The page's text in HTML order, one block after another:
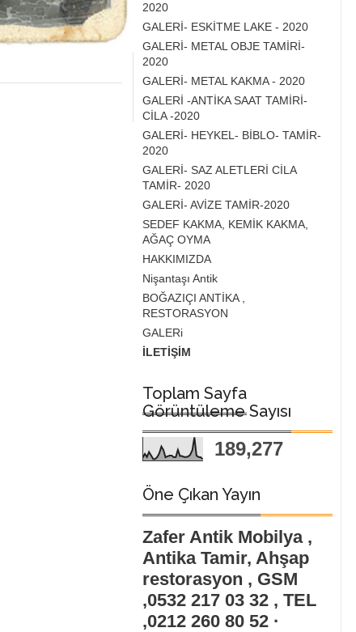
2020
GALERİ- ESKİTME LAKE - 2020
GALERİ- METAL OBJE TAMİRİ-
2020
GALERİ- METAL KAKMA - 2020
GALERİ -ANTİKA SAAT TAMİRİ-
CİLA -2020
GALERİ- HEYKEL- BİBLO- TAMİR-
2020
GALERİ- SAZ ALETLERİ CİLA
TAMİR- 2020
GALERİ- AVİZE TAMİR-2020
SEDEF KAKMA, KEMİK KAKMA,
AĞAÇ OYMA
HAKKIMIZDA
Nişantaşı Antik
BOĞAZIÇI ANTİKA ,
RESTORASYON
GALERi
İLETİŞİM
Toplam Sayfa
Görüntüleme Sayısı
189,277
Öne Çıkan Yayın
Zafer Antik Mobilya ,
Antika Tamir, Ahşap
restorasyon , GSM
,0532 217 03 32 , TEL
,0212 260 80 52 ·